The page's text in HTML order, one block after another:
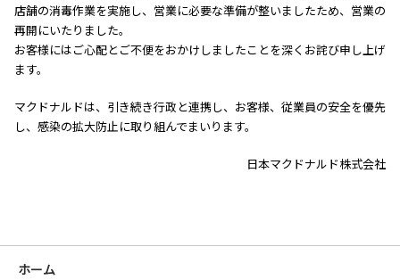
店舗の消毒作業を実施し、営業に必要な準備が整いましたため、営業の
再開にいたりました。
お客様にはご心配とご不便をおかけしましたことを深くお詫び申し上げ
ます。
マクドナルドは、引き続き行政と連携し、お客様、従業員の安全を優先
し、感染の拡大防止に取り組んでまいります。
日本マクドナルド株式会社
ホーム